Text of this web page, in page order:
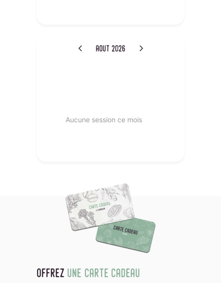
aout 2026
Aucune session ce mois
offrez une carte cadeau